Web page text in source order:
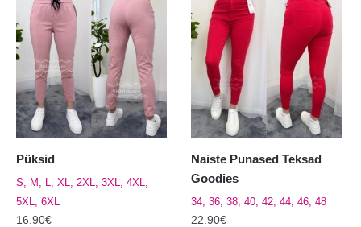
Püksid
S, M, L, XL, 2XL, 3XL, 4XL,
5XL, 6XL
16.90€
Naiste Punased Teksad
Goodies
34, 36, 38, 40, 42, 44, 46, 48
22.90€